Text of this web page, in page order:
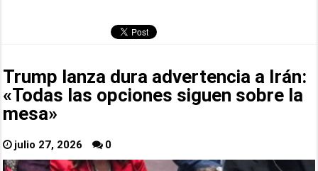
Trump lanza dura advertencia a Irán:
«Todas las opciones siguen sobre la
mesa»
julio 27, 2026 0